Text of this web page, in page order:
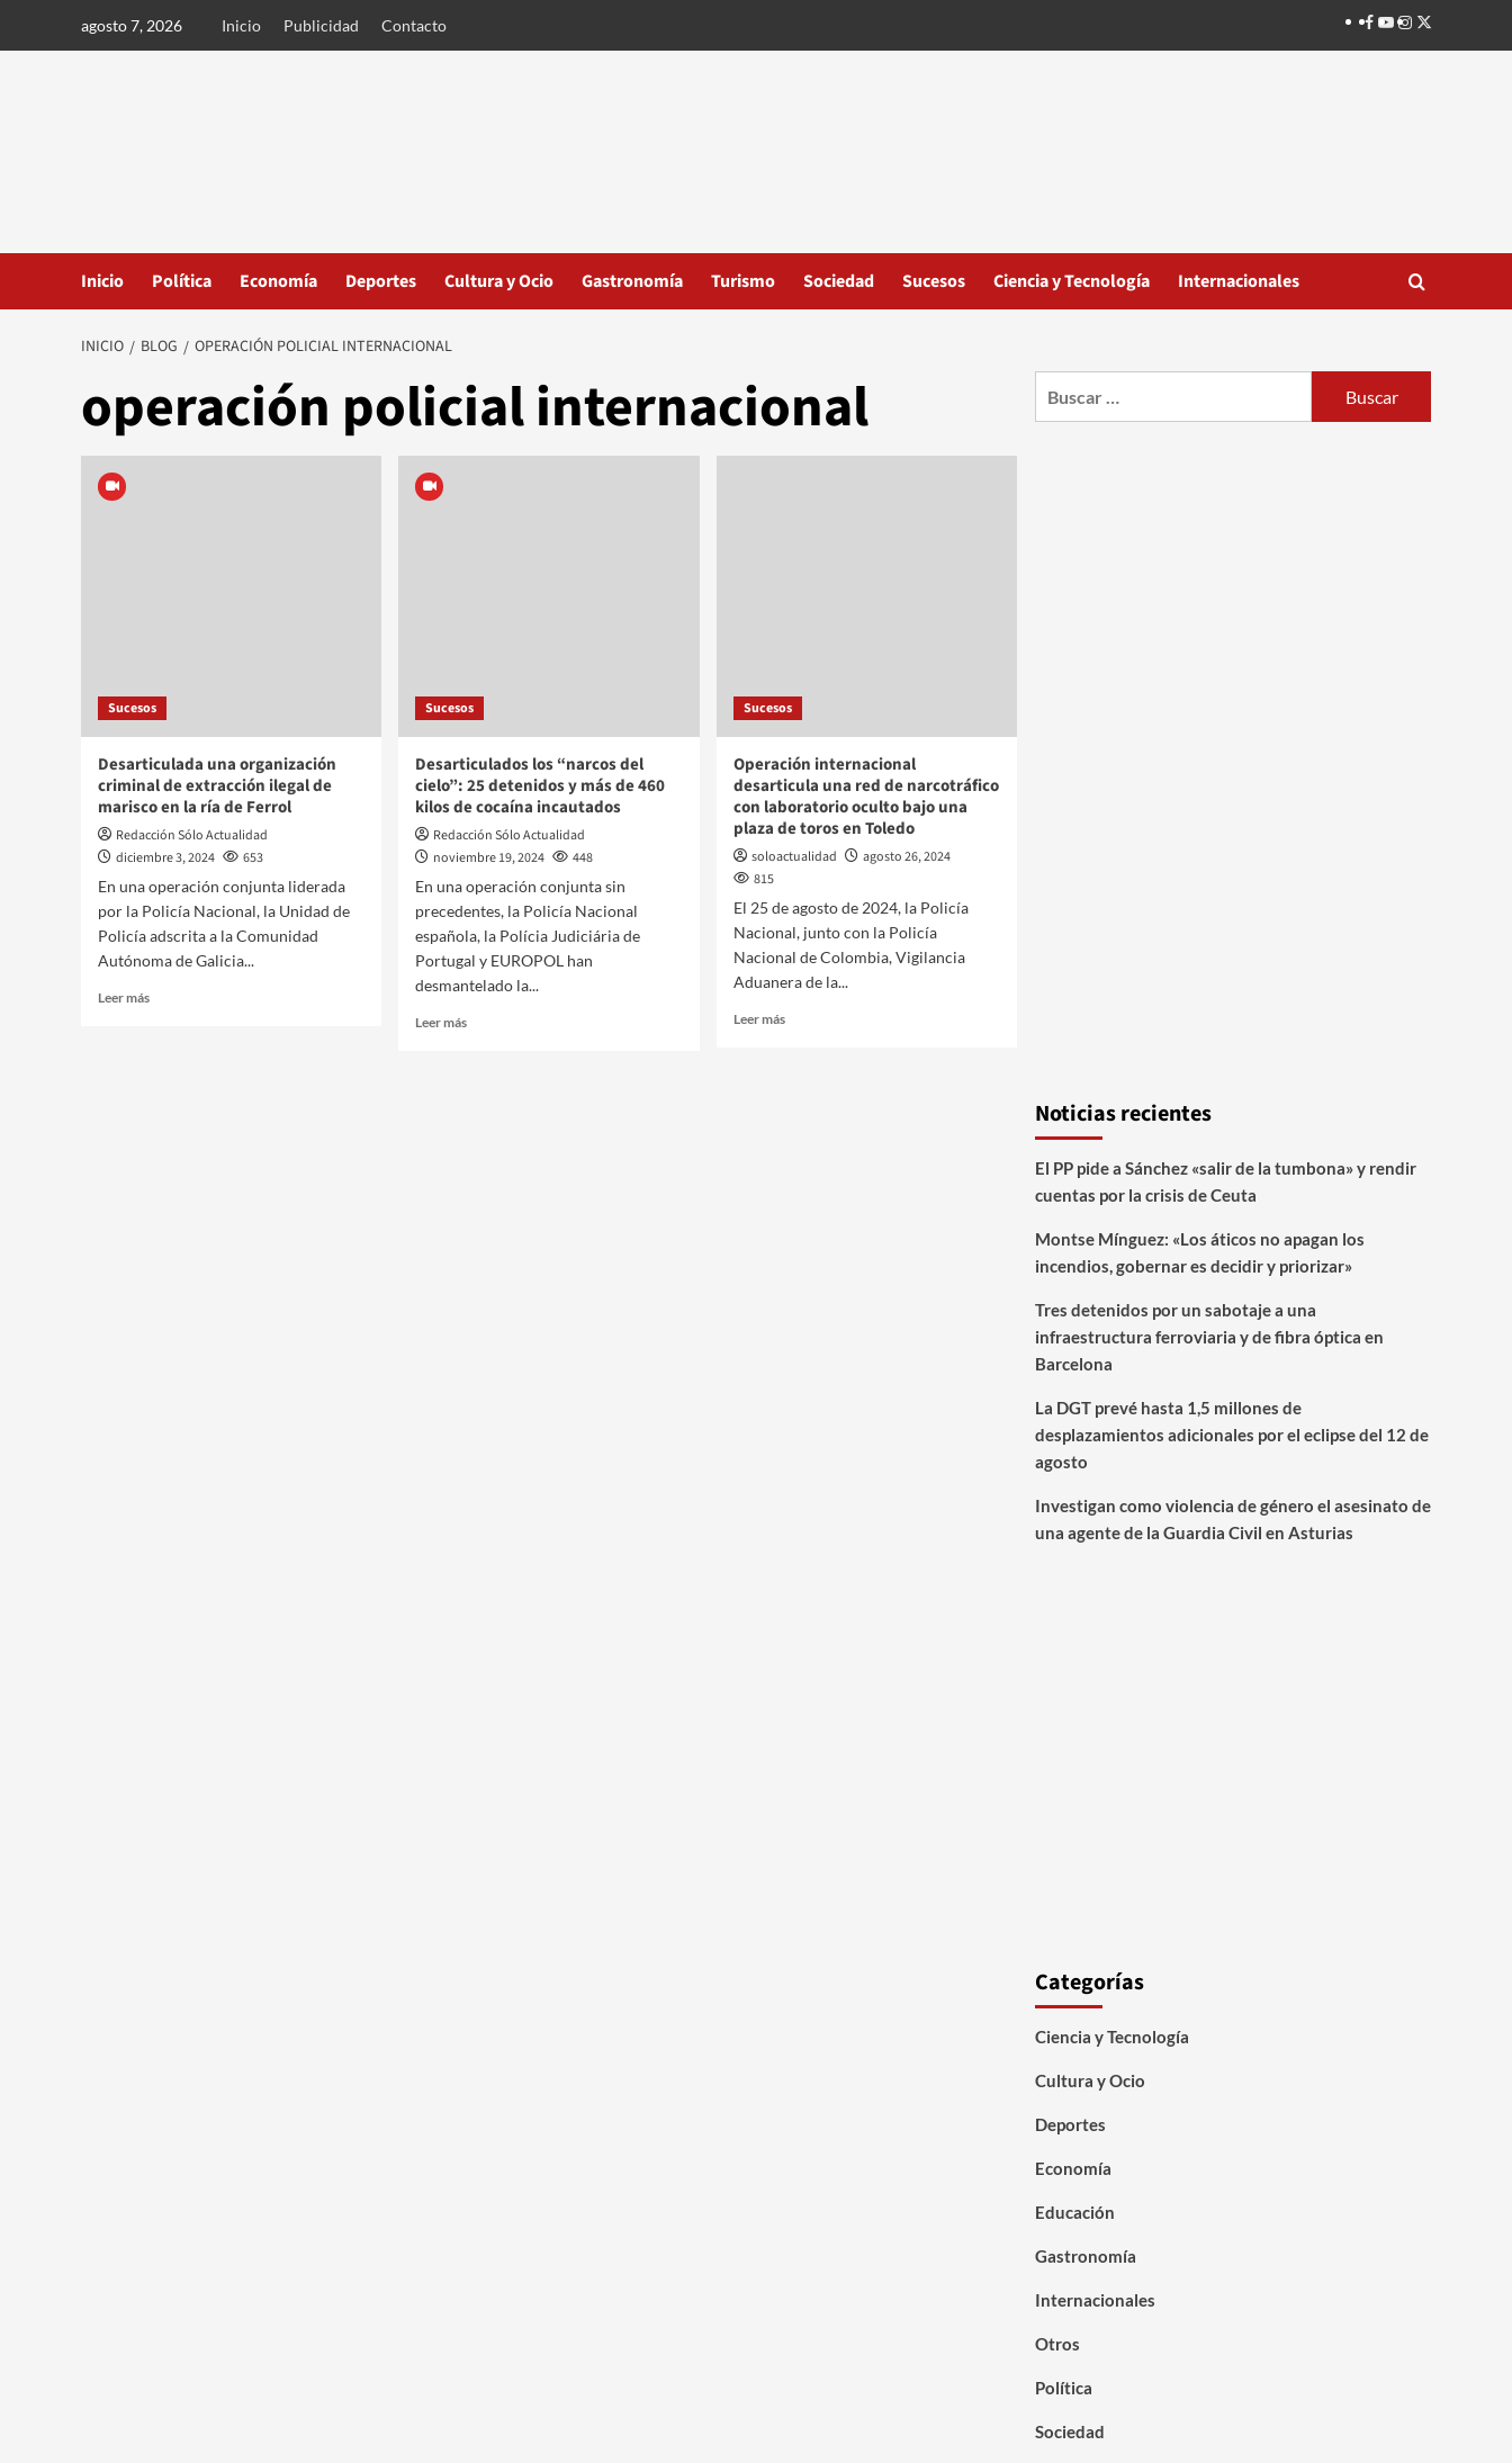
agosto 7, 2026 Inicio Publicidad Contacto Facebook
Youtube
Instagram
Twitter
Inicio Política Economía Deportes Cultura y Ocio Gastronomía Turismo Sociedad Sucesos Ciencia y Tecnología Internacionales
INICIO BLOG OPERACIÓN POLICIAL INTERNACIONAL
operación policial internacional
Sucesos
Desarticulada una organización
criminal de extracción ilegal de
marisco en la ría de Ferrol
Redacción Sólo Actualidad
diciembre 3, 2024
653
En una operación conjunta liderada
por la Policía Nacional, la Unidad de
Policía adscrita a la Comunidad
Autónoma de Galicia...
Leer más
Sucesos
Desarticulados los “narcos del
cielo”: 25 detenidos y más de 460
kilos de cocaína incautados
Redacción Sólo Actualidad
noviembre 19, 2024
448
En una operación conjunta sin
precedentes, la Policía Nacional
española, la Polícia Judiciária de
Portugal y EUROPOL han
desmantelado la...
Leer más
Sucesos
Operación internacional
desarticula una red de narcotráfico
con laboratorio oculto bajo una
plaza de toros en Toledo
soloactualidad
agosto 26, 2024
815
El 25 de agosto de 2024, la Policía
Nacional, junto con la Policía
Nacional de Colombia, Vigilancia
Aduanera de la...
Leer más
Noticias recientes
El PP pide a Sánchez «salir de la tumbona» y rendir
cuentas por la crisis de Ceuta
Montse Mínguez: «Los áticos no apagan los
incendios, gobernar es decidir y priorizar»
Tres detenidos por un sabotaje a una
infraestructura ferroviaria y de fibra óptica en
Barcelona
La DGT prevé hasta 1,5 millones de
desplazamientos adicionales por el eclipse del 12 de
agosto
Investigan como violencia de género el asesinato de
una agente de la Guardia Civil en Asturias
Categorías
Ciencia y Tecnología
Cultura y Ocio
Deportes
Economía
Educación
Gastronomía
Internacionales
Otros
Política
Sociedad